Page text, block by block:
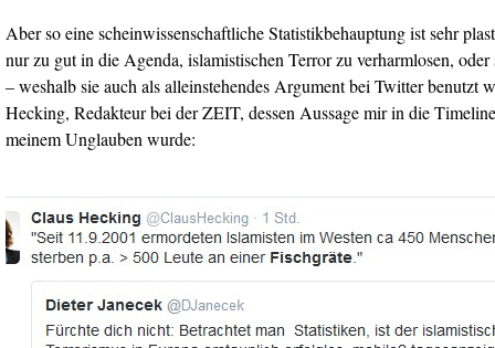
Aber so eine scheinwissenschaftliche Statistikbehauptung ist sehr
nur zu gut in die Agenda, islamistischen Terror zu verharmlosen,
– weshalb sie auch als alleinstehendes Argument bei Twitter benutzt
Hecking, Redakteur bei der ZEIT, dessen Aussage mir in die
meinem Unglauben wurde: